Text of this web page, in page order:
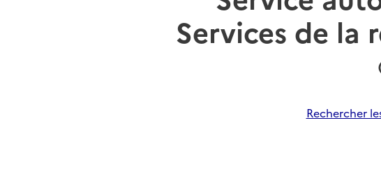
Services de la
Rechercher